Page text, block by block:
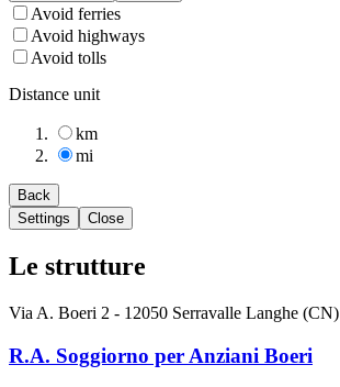
Avoid ferries
Avoid highways
Avoid tolls
Distance unit
km
mi
Back
Settings
Close
Le strutture
Via A. Boeri 2 - 12050 Serravalle Langhe (CN)
R.A. Soggiorno per Anziani Boeri